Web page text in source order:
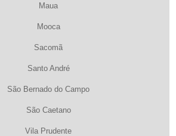
Maua
Mooca
Sacomã
Santo André
São Bernado do Campo
São Caetano
Vila Prudente